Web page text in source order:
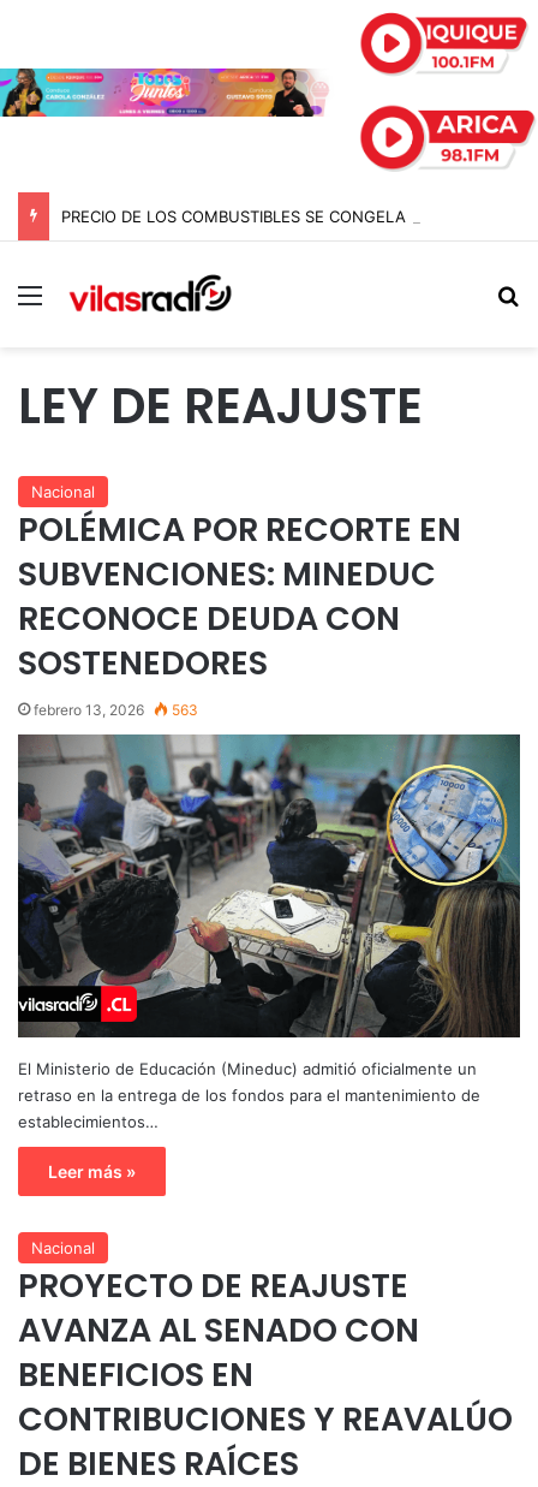
Menú
LEY DE REAJUSTE
Nacional
POLÉMICA POR RECORTE EN
SUBVENCIONES: MINEDUC
RECONOCE DEUDA CON
SOSTENEDORES
febrero 13, 2026 563
El Ministerio de Educación (Mineduc) admitió oficialmente un
retraso en la entrega de los fondos para el mantenimiento de
establecimientos…
Leer más »
Nacional
PROYECTO DE REAJUSTE
AVANZA AL SENADO CON
BENEFICIOS EN
CONTRIBUCIONES Y REAVALÚO
DE BIENES RAÍCES